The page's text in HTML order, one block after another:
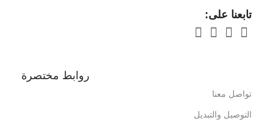
تابعنا على:
روابط مختصرة
تواصل معنا
التوصيل والتبديل